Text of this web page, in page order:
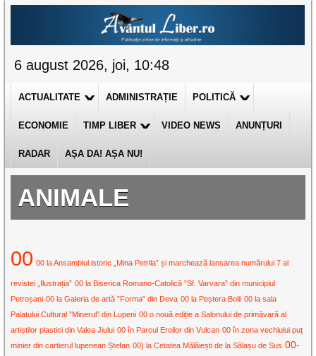
6 august 2026, joi, 10:48
ACTUALITATE ADMINISTRAȚIE POLITICĂ
ECONOMIE TIMP LIBER VIDEO NEWS ANUNȚURI
RADAR AȘA DA! AȘA NU!
ANIMALE
00 00 la Ansamblul istoric „Mina Petrila” și marchează lansarea numărului 7 al
revistei „Ilustrația” 00 la Biserica Romano-Catolică ”Sf. Varvara” din municipiul
Petroșani 00 la Galeria de artă ”Forma” din Deva 00 la Peștera Bolii 00 la sala
Palatului Cultural ”Minerul” din Lupeni 00 o nouă ediție a Salonului de primăvară al
artiștilor plastici din Valea Jiului 00 în Parcul Eroilor din Vulcan 00 în zona vechiului puț
minier din cartierul lupenean Ștefan 00) la Cetatea Mălăiești de la Sălașu de Sus 00-